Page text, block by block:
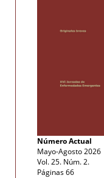
Número Actual
Mayo-Agosto 2026
Vol. 25. Núm. 2.
Páginas 66